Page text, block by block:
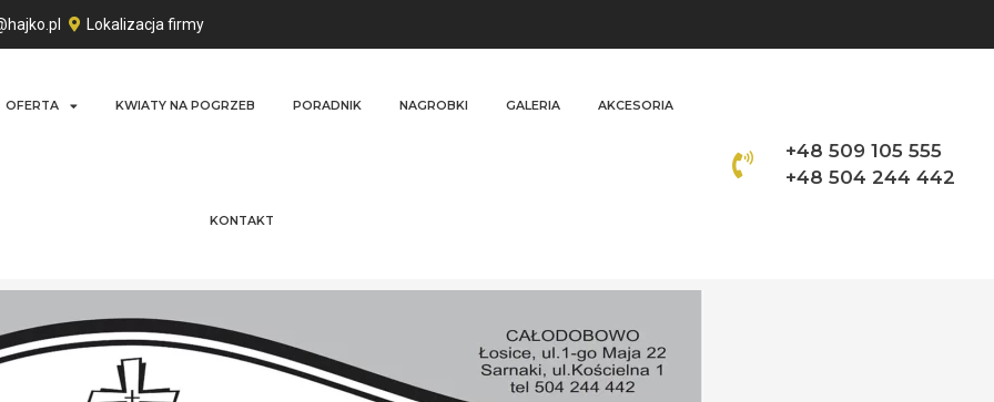
Lokalizacja firmy
OFERTA KWIATY NA POGRZEB PORADNIK NAGROBKI GALERIA AKCESORIA
KONTAKT
+48 509 105 555
+48 504 244 442